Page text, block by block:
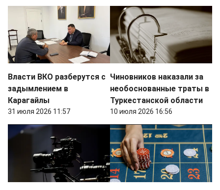
Власти ВКО разберутся с
задымлением в
Карагайлы
31 июля 2026 11:57
Чиновников наказали за
необоснованные траты в
Туркестанской области
10 июля 2026 16:56